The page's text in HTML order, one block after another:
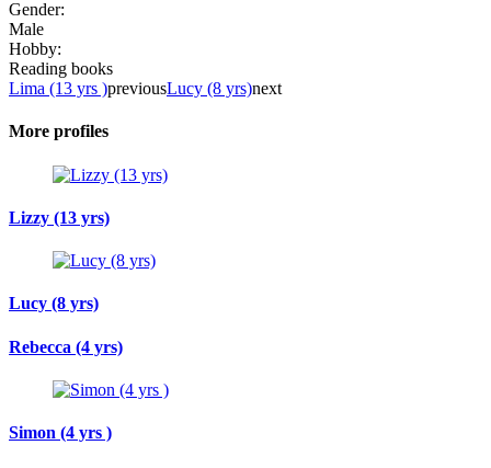
Gender:
Male
Hobby:
Reading books
Lima (13 yrs )previousLucy (8 yrs)next
More profiles
Lizzy (13 yrs)
Lucy (8 yrs)
Rebecca (4 yrs)
Simon (4 yrs )